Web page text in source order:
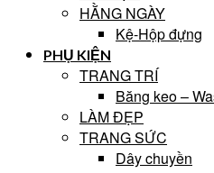
HẰNG NGÀY
Kệ-Hộp đựng
PHỤ KIỆN
TRANG TRÍ
Băng keo –
LÀM ĐẸP
TRANG SỨC
Dây chuyền